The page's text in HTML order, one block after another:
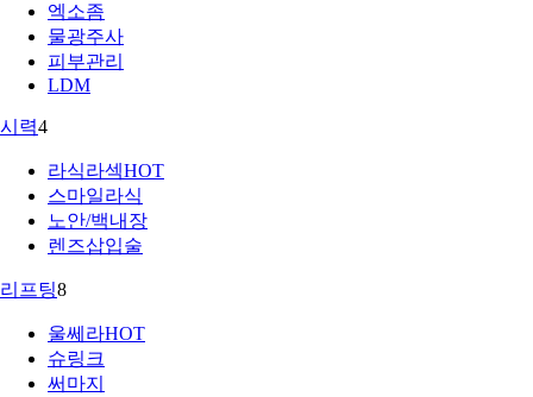
엑소좀
물광주사
피부관리
LDM
시력4
라식라섹HOT
스마일라식
노안/백내장
렌즈삽입술
리프팅8
울쎄라HOT
슈링크
써마지